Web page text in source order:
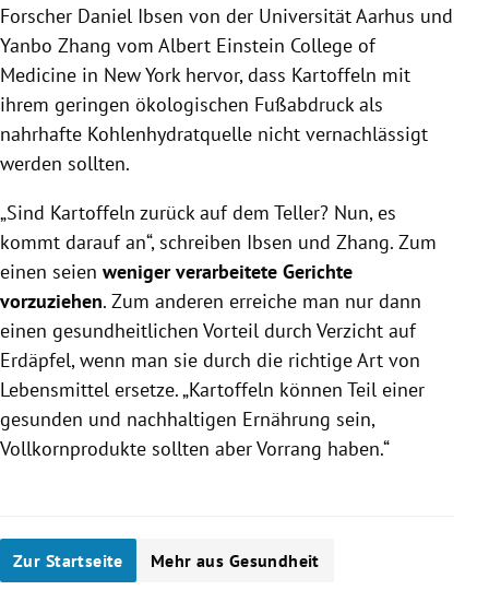
Forscher Daniel Ibsen von der Universität Aarhus und
Yanbo Zhang vom Albert Einstein College of
Medicine in New York hervor, dass Kartoffeln mit
ihrem geringen ökologischen Fußabdruck als
nahrhafte Kohlenhydratquelle nicht vernachlässigt
werden sollten.
„Sind Kartoffeln zurück auf dem Teller? Nun, es
kommt darauf an“, schreiben Ibsen und Zhang. Zum
einen seien weniger verarbeitete Gerichte
vorzuziehen. Zum anderen erreiche man nur dann
einen gesundheitlichen Vorteil durch Verzicht auf
Erdäpfel, wenn man sie durch die richtige Art von
Lebensmittel ersetze. „Kartoffeln können Teil einer
gesunden und nachhaltigen Ernährung sein,
Vollkornprodukte sollten aber Vorrang haben.“
Zur Startseite Mehr aus Gesundheit